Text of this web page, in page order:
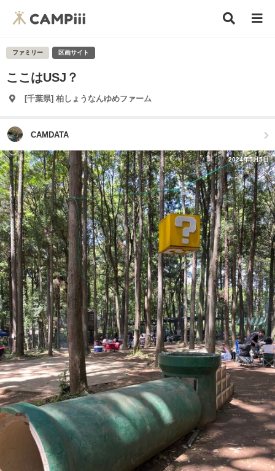
ファミリー 区画サイト
ここはUSJ？
[千葉県] 柏しょうなんゆめファーム
CAMDATA
2024年5月5日